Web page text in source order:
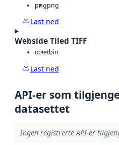
pngpng
Last ned
Webside Tiled TIFF
octetbin
Last ned
API-er som
datasettet
Ingen registrerte API-er